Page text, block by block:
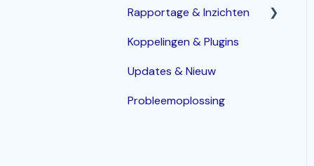
Router
POS terminals
Bonprinters
Kassalade
Rapportage & Inzichten
Geavanceerde opties
Koppelingen & Plugins
Updates & Nieuw
Probleemoplossing